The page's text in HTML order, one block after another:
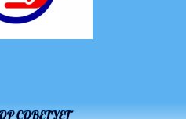
СОВЕТУЕТ